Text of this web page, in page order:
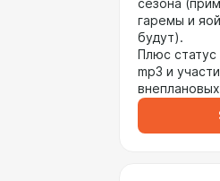
сезона
гаремы и
будут).
Плюс
mp3 и